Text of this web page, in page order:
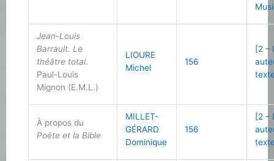
Jean-Louis
Barrault. Le
théâtre total.
Paul-Louis
Mignon (E.M.L.)
LIOURE
Michel
156
[2 –
À propos du
Poëte et la Bible
MILLET-
GÉRARD
Dominique
156
[2 –